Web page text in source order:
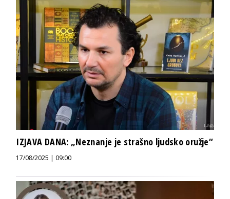
IZJAVA DANA: „Neznanje je strašno ljudsko oružje“
17/08/2025 | 09:00